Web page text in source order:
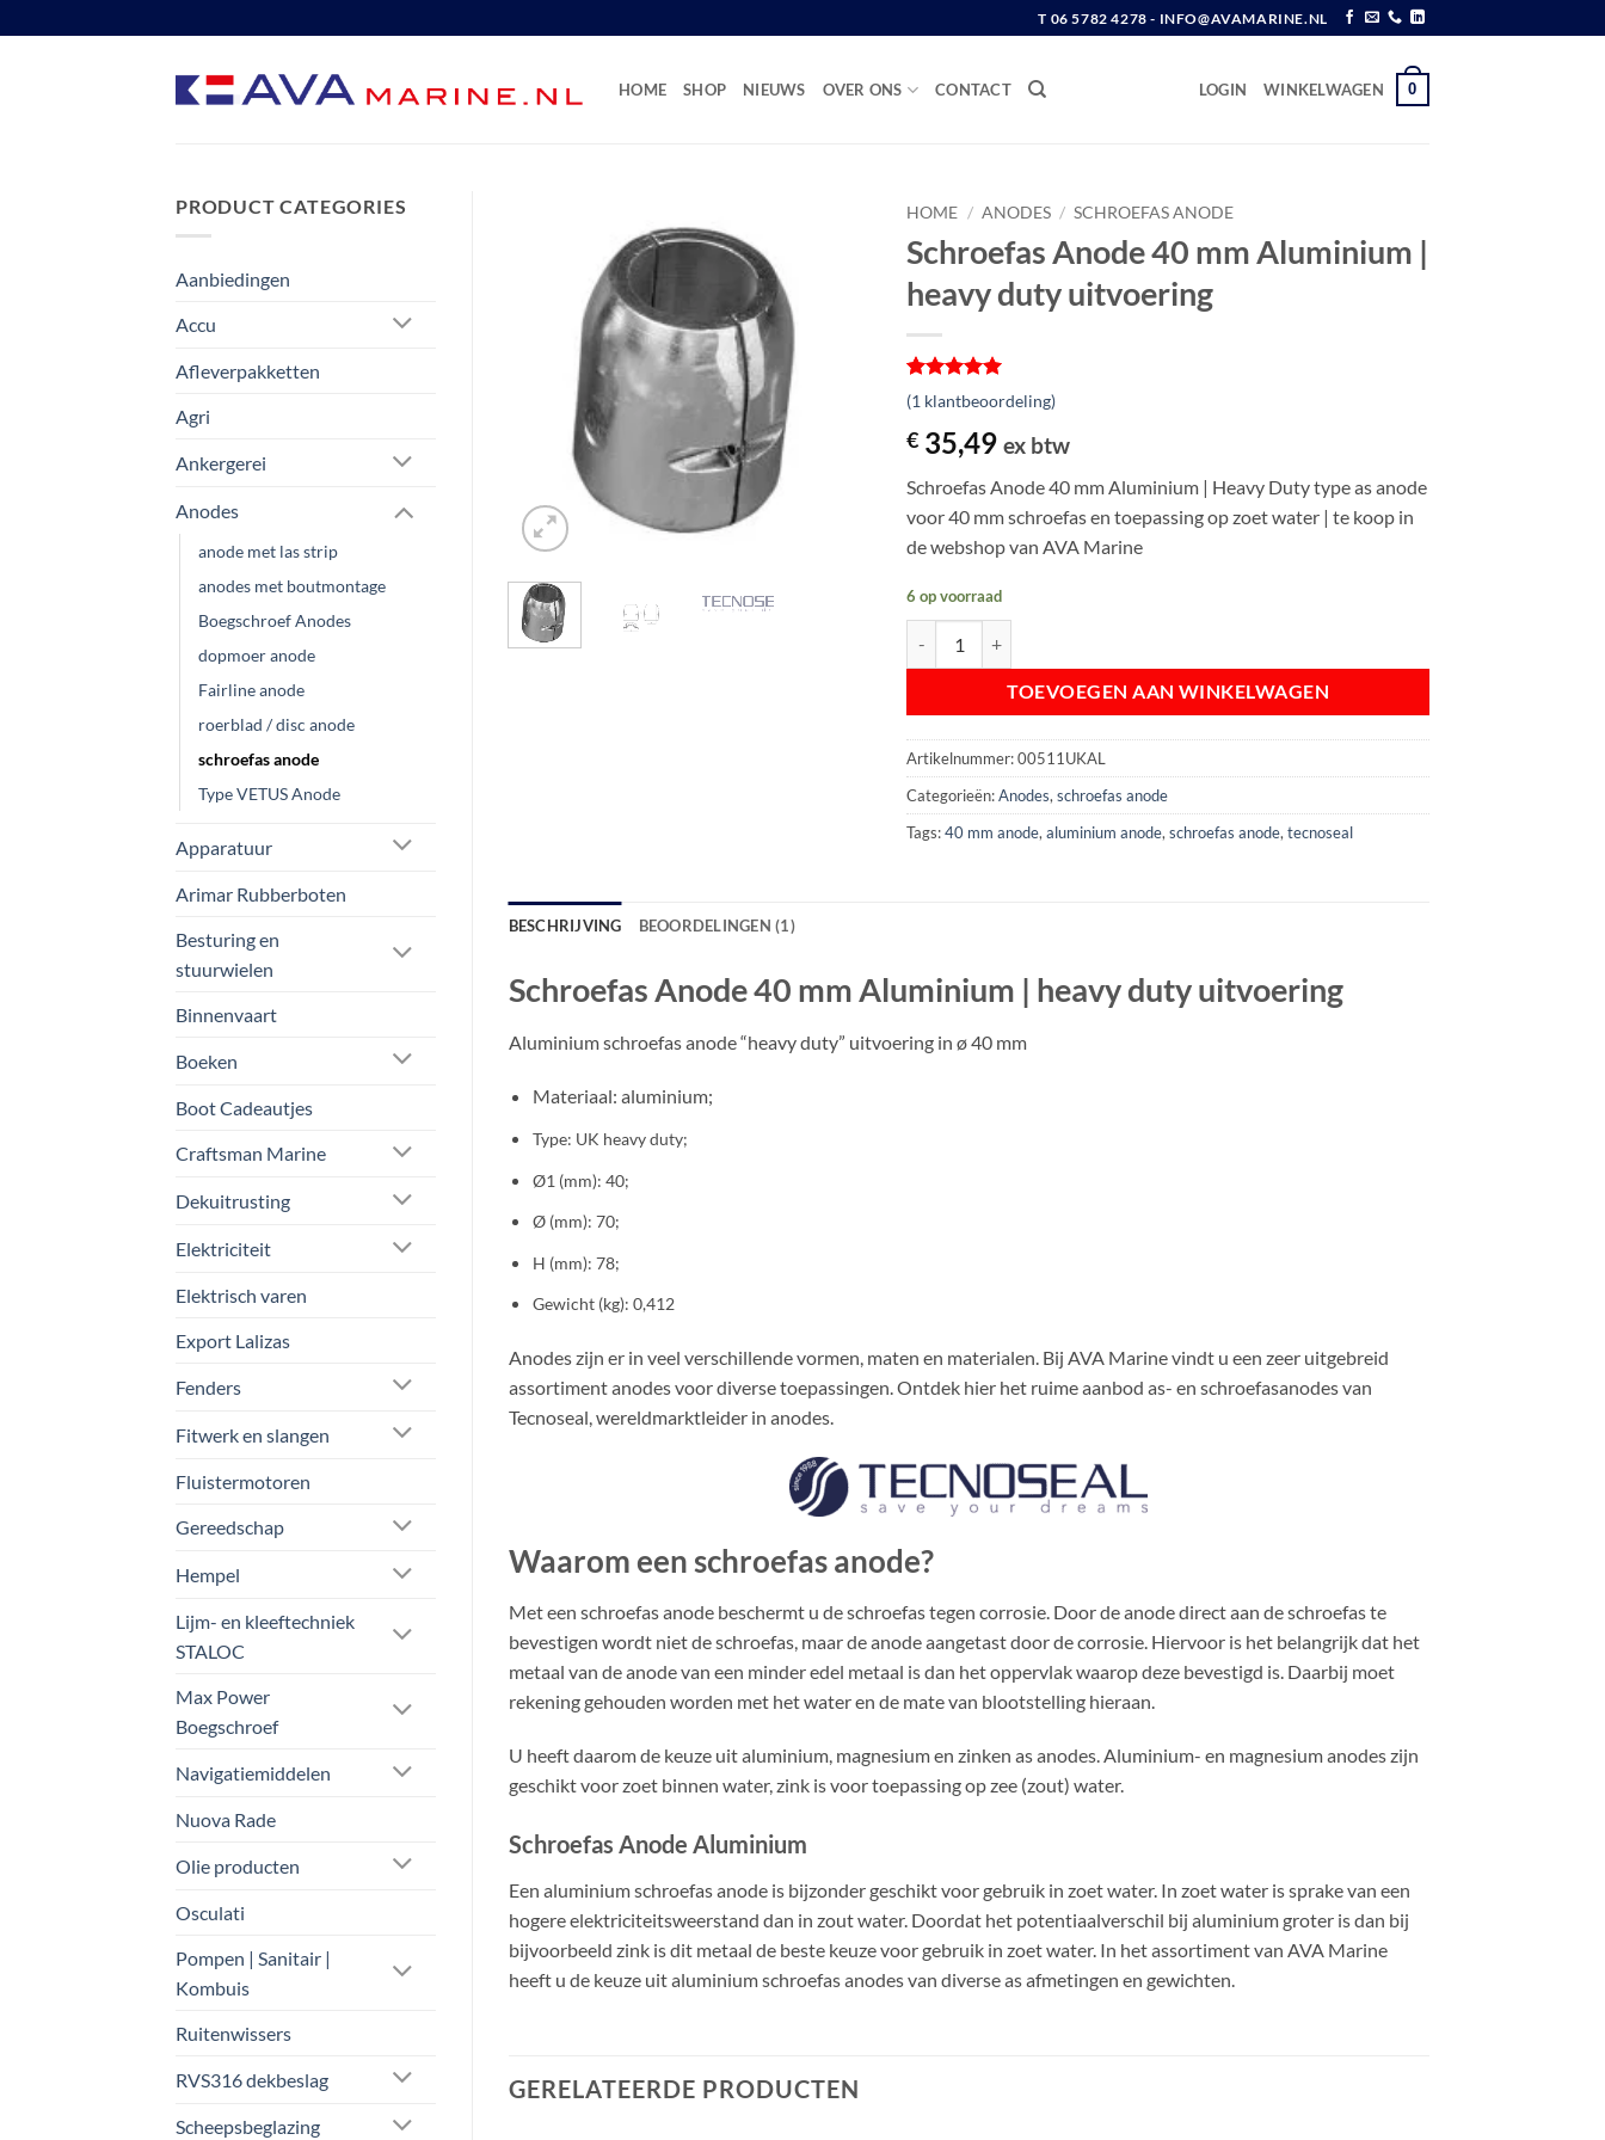
naar
T 06 5782 4278 - INFO@AVAMARINE.NL
HOME SHOP NIEUWS OVER ONS CONTACT LOGIN WINKELWAGEN 0
PRODUCT CATEGORIES
Aanbiedingen
Accu
Afleverpakketten
Agri
Ankergerei
Anodes
anode met las strip
anodes met boutmontage
Boegschroef Anodes
dopmoer anode
Fairline anode
roerblad / disc anode
schroefas anode
Type VETUS Anode
Apparatuur
Arimar Rubberboten
Besturing en
stuurwielen
Binnenvaart
Boeken
Boot Cadeautjes
Craftsman Marine
Dekuitrusting
Elektriciteit
Elektrisch varen
Export Lalizas
Fenders
Fitwerk en slangen
Fluistermotoren
Gereedschap
Hempel
Lijm- en kleeftechniek
STALOC
Max Power
Boegschroef
Navigatiemiddelen
Nuova Rade
Olie producten
Osculati
Pompen | Sanitair |
Kombuis
Ruitenwissers
RVS316 dekbeslag
Scheepsbeglazing
HOME / ANODES / SCHROEFAS ANODE
Schroefas Anode 40 mm Aluminium |
heavy duty uitvoering
Gewaardeerd
5op 5
gebaseerd
op
1
(1 klantbeoordeling)
€ 35,49 ex btw
Schroefas Anode 40 mm Aluminium | Heavy Duty type as anode
voor 40 mm schroefas en toepassing op zoet water | te koop in
de webshop van AVA Marine
6 op voorraad
TOEVOEGEN AAN WINKELWAGEN
Artikelnummer:00511UKAL
Categorieën:Anodes,schroefas anode
Tags:40 mm anode,aluminium anode,schroefas anode,tecnoseal
BESCHRIJVING BEOORDELINGEN (1)
Schroefas Anode 40 mm Aluminium | heavy duty uitvoering
Aluminium schroefas anode “heavy duty” uitvoering in ø 40 mm
Materiaal: aluminium;
Type: UK heavy duty;
Ø1 (mm): 40;
Ø (mm): 70;
H (mm): 78;
Gewicht (kg): 0,412
Anodes zijn er in veel verschillende vormen, maten en materialen. Bij AVA Marine vindt u een zeer uitgebreid
assortiment anodes voor diverse toepassingen. Ontdek hier het ruime aanbod as- en schroefasanodes van
Tecnoseal, wereldmarktleider in anodes.
Waarom een schroefas anode?
Met een schroefas anode beschermt u de schroefas tegen corrosie. Door de anode direct aan de schroefas te
bevestigen wordt niet de schroefas, maar de anode aangetast door de corrosie. Hiervoor is het belangrijk dat het
metaal van de anode van een minder edel metaal is dan het oppervlak waarop deze bevestigd is. Daarbij moet
rekening gehouden worden met het water en de mate van blootstelling hieraan.
U heeft daarom de keuze uit aluminium, magnesium en zinken as anodes. Aluminium- en magnesium anodes zijn
geschikt voor zoet binnen water, zink is voor toepassing op zee (zout) water.
Schroefas Anode Aluminium
Een aluminium schroefas anode is bijzonder geschikt voor gebruik in zoet water. In zoet water is sprake van een
hogere elektriciteitsweerstand dan in zout water. Doordat het potentiaalverschil bij aluminium groter is dan bij
bijvoorbeeld zink is dit metaal de beste keuze voor gebruik in zoet water. In het assortiment van AVA Marine
heeft u de keuze uit aluminium schroefas anodes van diverse as afmetingen en gewichten.
GERELATEERDE PRODUCTEN